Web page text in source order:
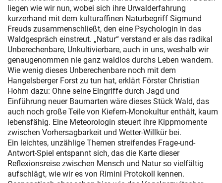
liegen wie wir nun, wobei sich ihre Urwalderfahrung
kurzerhand mit dem kulturaffinen Naturbegriff Sigmund
Freuds zusammenschließt, den eine Psychologin in das
Waldgespräch einstreut. „Natur“ verstand er als das radikal
Unberechenbare, Unkultivierbare, auch in uns, weshalb wir
genaugenommen nie ganz waldlos durchs Leben wandern.
Wie wenig dieses Unberechenbare noch mit dem
Hangelsberger Forst zu tun hat, erklärt Förster Christian
Hohm dazu: Ohne seine Eingriffe durch Jagd und
Einführung neuer Baumarten wäre dieses Stück Wald, das
auch noch große Teile von Kiefern-Monokultur enthält, kaum
lebensfähig. Eine Meteorologin steuert ihre Kippmomente
zwischen Vorhersagbarkeit und Wetter-Willkür bei.
Ein leichtes, unzählige Themen streifendes Frage-und-
Antwort-Spiel entspannt sich, das die Karte dieser
Reflexionsreise zwischen Mensch und Natur so vielfältig
aufschlägt, wie wir es von Rimini Protokoll kennen.